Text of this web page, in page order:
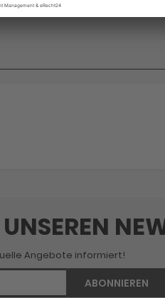
Angebote informiert!
ABONNIEREN